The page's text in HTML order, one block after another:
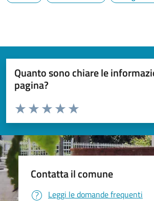
Quanto sono chiare le
pagina?
Valuta da 1 a 5 stelle la pagina
Valuta 5 stelle su 5
Valuta 4 stelle su 5
Valuta 3 stelle su 5
Valuta 2 stelle su 5
Valuta 1 stelle su 5
Contatta il comune
Leggi le domande frequenti